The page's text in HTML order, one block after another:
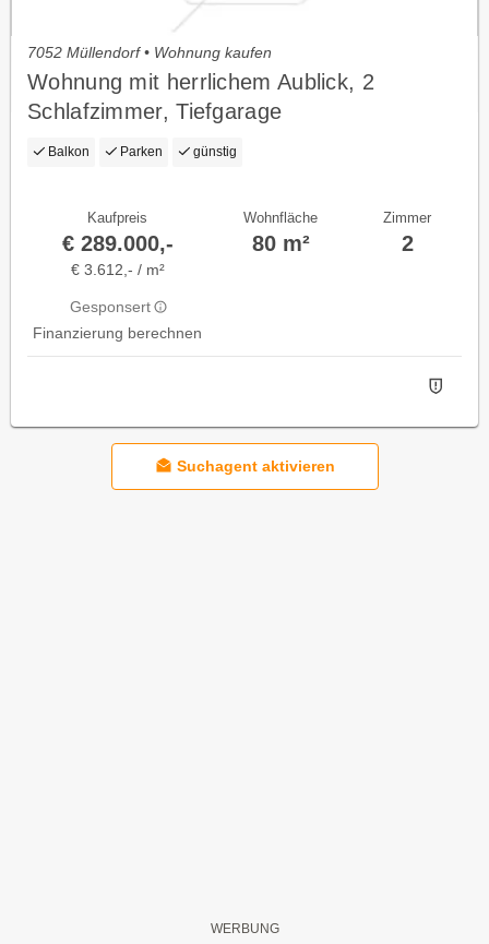
7052 Müllendorf • Wohnung kaufen
Wohnung mit herrlichem Aublick, 2
Schlafzimmer, Tiefgarage
Balkon Parken günstig
Kaufpreis
€ 289.000,-
€ 3.612,- / m²
Gesponsert
Finanzierung berechnen
Wohnfläche
80 m²
Zimmer
2
Suchagent aktivieren